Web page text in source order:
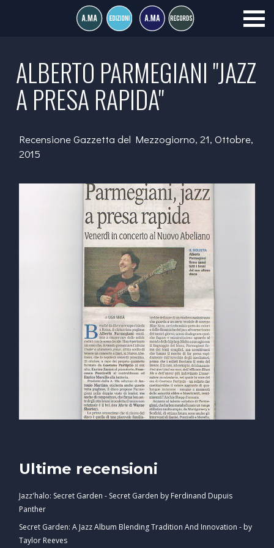
ALBERTO PARMEGIANI "JAZZ
A PRESA RAPIDA"
Recensione Gazzetta del Mezzogiorno, 21, Ottobre,
2015
Ultime recensioni
Jazz'halo: Secret Garden - Secret Garden by Ferdinand Dupuis
Panther
Secret Garden: A Jazz Album Blending Tradition And Innovation - by
Taylor Reeves